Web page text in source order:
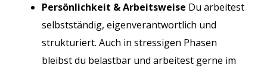
Persönlichkeit & Arbeitsweise Du arbeitest
selbstständig, eigenverantwortlich und
strukturiert. Auch in stressigen Phasen
bleibst du belastbar und arbeitest gerne im